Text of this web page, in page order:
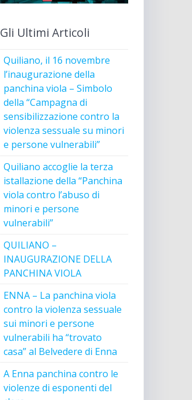
Gli Ultimi Articoli
Quiliano, il 16 novembre
l’inaugurazione della
panchina viola – Simbolo
della “Campagna di
sensibilizzazione contro la
violenza sessuale su minori
e persone vulnerabili”
Quiliano accoglie la terza
istallazione della “Panchina
viola contro l’abuso di
minori e persone
vulnerabili”
QUILIANO –
INAUGURAZIONE DELLA
PANCHINA VIOLA
ENNA – La panchina viola
contro la violenza sessuale
sui minori e persone
vulnerabili ha “trovato
casa” al Belvedere di Enna
A Enna panchina contro le
violenze di esponenti del